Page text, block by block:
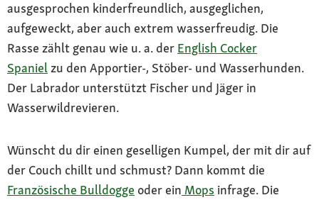
ausgesprochen kinderfreundlich, ausgeglichen,
aufgeweckt, aber auch extrem wasserfreudig. Die
Rasse zählt genau wie u. a. der English Cocker
Spanielzu den Apportier-, Stöber- und Wasserhunden.
Der Labrador unterstützt Fischer und Jäger in
Wasserwildrevieren.
Wünscht du dir einen geselligen Kumpel, der mit dir auf
der Couch chillt und schmust? Dann kommt die
Französische Bulldogge oder ein Mops infrage. Die